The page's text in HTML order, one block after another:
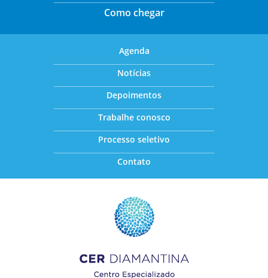
Como chegar
Agenda
Notícias
Depoimentos
Trabalhe conosco
Processo seletivo
Contato